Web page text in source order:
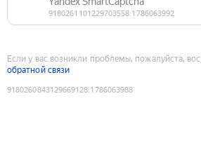
Если у вас возникли проблемы, пожалуйста,
обратной связи
9180260843129669128:1786063988